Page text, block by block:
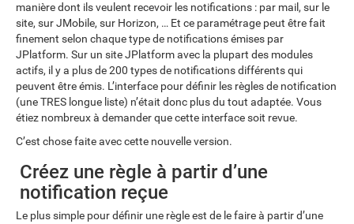
manière dont ils veulent recevoir les notifications : par mail, sur le
site, sur JMobile, sur Horizon, … Et ce paramétrage peut être fait
finement selon chaque type de notifications émises par
JPlatform. Sur un site JPlatform avec la plupart des modules
actifs, il y a plus de 200 types de notifications différents qui
peuvent être émis. L’interface pour définir les règles de notification
(une TRES longue liste) n’était donc plus du tout adaptée. Vous
étiez nombreux à demander que cette interface soit revue.
C’est chose faite avec cette nouvelle version.
Créez une règle à partir d’une
notification reçue
Le plus simple pour définir une règle est de le faire à partir d’une